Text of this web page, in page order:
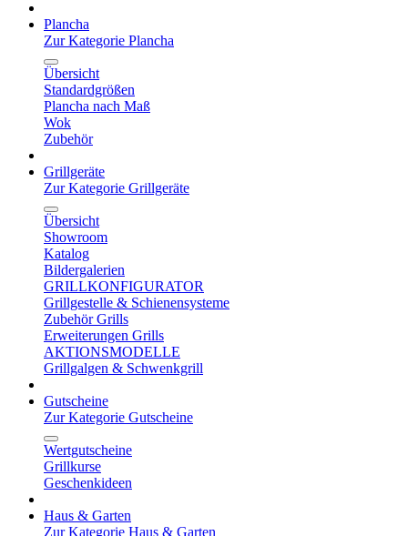
Plancha
Zur Kategorie Plancha
Übersicht
Standardgrößen
Plancha nach Maß
Wok
Zubehör
Grillgeräte
Zur Kategorie Grillgeräte
Übersicht
Showroom
Katalog
Bildergalerien
GRILLKONFIGURATOR
Grillgestelle & Schienensysteme
Zubehör Grills
Erweiterungen Grills
AKTIONSMODELLE
Grillgalgen & Schwenkgrill
Gutscheine
Zur Kategorie Gutscheine
Wertgutscheine
Grillkurse
Geschenkideen
Haus & Garten
Zur Kategorie Haus & Garten